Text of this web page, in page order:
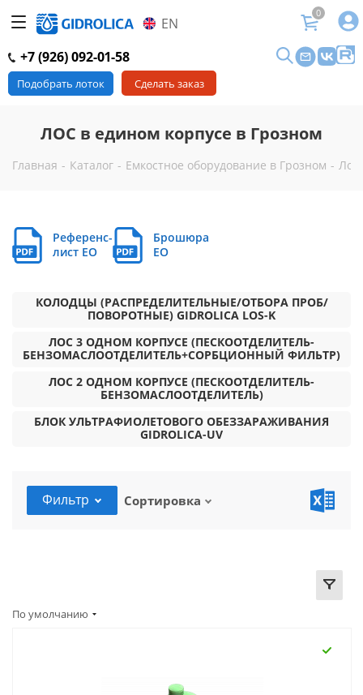
EN
0
+7 (926) 092-01-58
Подобрать лоток Сделать заказ
ЛОС в едином корпусе в Грозном
Главная - Каталог - Емкостное оборудование в Грозном -
Референс-
лист EO
Брошюра
EO
КОЛОДЦЫ (РАСПРЕДЕЛИТЕЛЬНЫЕ/ОТБОРА ПРОБ/
ПОВОРОТНЫЕ) GIDROLICA LOS-K
ЛОС 3 ОДНОМ КОРПУСЕ (ПЕСКООТДЕЛИТЕЛЬ-
БЕНЗОМАСЛООТДЕЛИТЕЛЬ+СОРБЦИОННЫЙ ФИЛЬТР)
ЛОС 2 ОДНОМ КОРПУСЕ (ПЕСКООТДЕЛИТЕЛЬ-
БЕНЗОМАСЛООТДЕЛИТЕЛЬ)
БЛОК УЛЬТРАФИОЛЕТОВОГО ОБЕЗЗАРАЖИВАНИЯ
GIDROLICA-UV
Фильтр Сортировка
По умолчанию